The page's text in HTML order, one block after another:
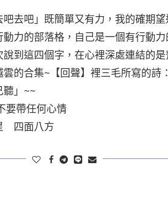
吧去吧」既簡單又有力，我的確期望
動力的部落格，自己是一個有行動力
說到這四個字，在心裡深處連結的
的合集~【回聲】裡三毛所寫的詩：
聽」~~
要帶任何心情
四面八方